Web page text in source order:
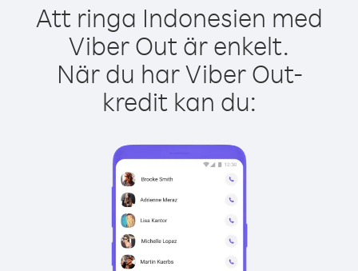
Att ringa Indonesien med
Viber Out är enkelt.
När du har Viber Out-
kredit kan du: